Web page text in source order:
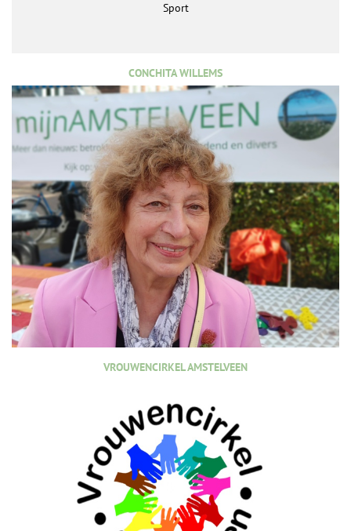
Sport
CONCHITA WILLEMS
VROUWENCIRKEL AMSTELVEEN